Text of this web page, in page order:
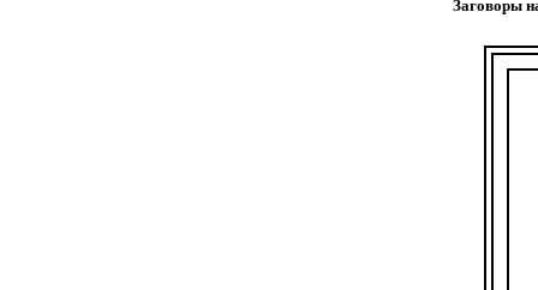
Заговоры